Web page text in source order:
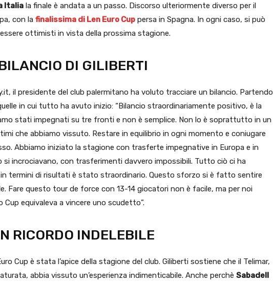
Italia la finale è andata a un passo. Discorso ulteriormente diverso per il
con la finalissima di Len Euro Cup persa in Spagna. In ogni caso, si può
ottimisti in vista della prossima stagione.
DI GILIBERTI
il presidente del club palermitano ha voluto tracciare un bilancio. Partendo
in cui tutto ha avuto inizio: “Bilancio straordinariamente positivo, è la
stati impegnati su tre fronti e non è semplice. Non lo è soprattutto in un
che abbiamo vissuto. Restare in equilibrio in ogni momento e coniugare
Abbiamo iniziato la stagione con trasferte impegnative in Europa e in
si incrociavano, con trasferimenti davvero impossibili. Tutto ciò ci ha
termini di risultati è stato straordinario. Questo sforzo si è fatto sentire
Fare questo tour de force con 13-14 giocatori non è facile, ma per noi
Cup equivaleva a vincere uno scudetto”.
RICORDO INDELEBILE
Cup è stata l’apice della stagione del club. Giliberti sostiene che il Telimar,
abbia vissuto un’esperienza indimenticabile. Anche perchè Sabadell